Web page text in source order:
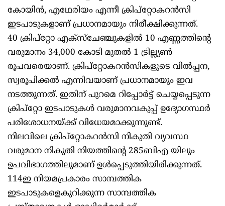
കോയിന്‍, എഥേരിയം എന്നീ ക്രിപ്‌റ്റോകറന്‍സി
ഇടപാടുകളാണ് പ്രധാനമായും നിരീക്ഷിക്കുന്നത്.
40 ക്രിപ്‌റ്റോ എക്‌സ്‌ചേഞ്ചുകളില്‍ 10 എണ്ണത്തിന്റെ
വരുമാനം 34,000 കോടി മുതല്‍ 1 ട്രില്ല്യണ്‍
രൂപവരെയാണ്. ക്രിപ്‌റ്റോകറന്‍സികളുടെ വില്‍പ്പന,
സ്വരൂപിക്കല്‍ എന്നിവയാണ് പ്രധാനമായും ഇവ
നടത്തുന്നത്. ഇതിന് പുറമെ റിപ്പോര്‍ട്ട് ചെയ്യപ്പെടുന്ന
ക്രിപ്‌റ്റോ ഇടപാടുകള്‍ വരുമാനവകുപ്പ് ഉദ്യോഗസ്ഥര്‍
പരിശോധനയ്ക്ക് വിധേയമാക്കുന്നുണ്ട്.
നിലവിലെ ക്രിപ്‌റ്റോകറന്‍സി നികുതി വ്യവസ്ഥ
വരുമാന നികുതി നിയത്തിന്റെ 285ബിഎ യിലും
ഉപവിഭാഗത്തിലുമാണ് ഉള്‍പ്പെടുത്തിയിരിക്കുന്നത്.
114ഇ നിയമപ്രകാരം സാമ്പത്തിക
ഇടപാടുകളെകുറിക്കുന്ന സാമ്പത്തിക